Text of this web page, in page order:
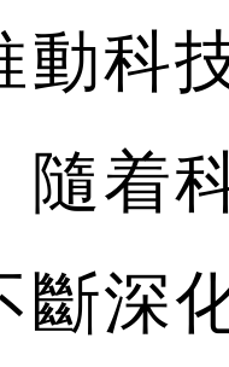
動科
隨着
斷深